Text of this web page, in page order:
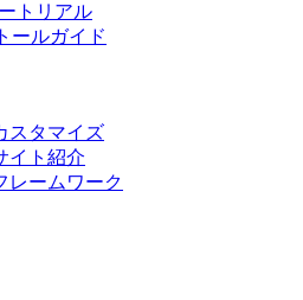
トリアル
ールガイド
スタマイズ
イト紹介
レームワーク